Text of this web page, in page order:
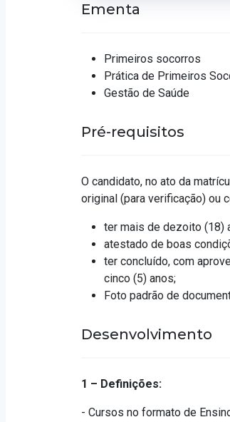
Ementa
Primeiros socorros
Prática de Primeiros
Gestão de Saúde
Pré-requisitos
O candidato, no ato da
original (para verificação) ou
ter mais de dezoito (18)
atestado de boas
ter concluído, com
cinco (5) anos;
Foto padrão de
Desenvolvimento
1 – Definições:
- Cursos no formato de